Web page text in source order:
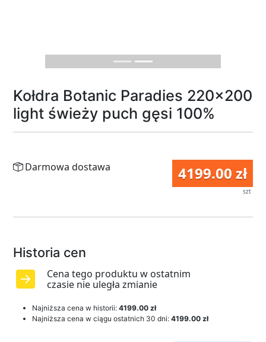
Kołdra Botanic Paradies 220x200
light świeży puch gęsi 100%
4199.00 zł
szt
Darmowa dostawa
Historia cen
Cena tego produktu w ostatnim
czasie nie uległa zmianie
Najniższa cena w historii: 4199.00 zł
Najniższa cena w ciągu ostatnich 30 dni: 4199.00 zł